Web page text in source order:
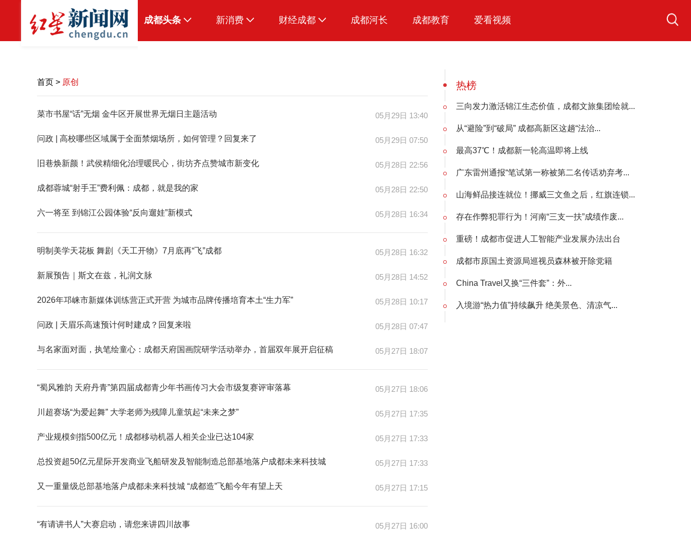
成都头条
头条智造
热点专题
传真机
公示
新消费 财经成都 成都河长 成都教育 爱看视频
首页 > 原创
菜市书屋“话”无烟 金牛区开展世界无烟日主题活动 05月29日 13:40
问政 | 高校哪些区域属于全面禁烟场所，如何管理？回复来了 05月29日 07:50
旧巷焕新颜！武侯精细化治理暖民心，街坊齐点赞城市新变化 05月28日 22:56
成都蓉城“射手王”费利佩：成都，就是我的家 05月28日 22:50
六一将至 到锦江公园体验“反向遛娃”新模式 05月28日 16:34
明制美学天花板 舞剧《天工开物》7月底再“飞”成都 05月28日 16:32
新展预告｜斯文在兹，礼润文脉 05月28日 14:52
2026年邛崃市新媒体训练营正式开营 为城市品牌传播培育本土“生力军” 05月28日 10:17
问政 | 天眉乐高速预计何时建成？回复来啦 05月28日 07:47
与名家面对面，执笔绘童心：成都天府国画院研学活动举办，首届双年展开启征稿 05月27日 18:07
“蜀风雅韵 天府丹青”第四届成都青少年书画传习大会市级复赛评审落幕 05月27日 18:06
川超赛场“为爱起舞” 大学老师为残障儿童筑起“未来之梦” 05月27日 17:35
产业规模剑指500亿元！成都移动机器人相关企业已达104家 05月27日 17:33
总投资超50亿元星际开发商业飞船研发及智能制造总部基地落户成都未来科技城 05月27日 17:33
又一重量级总部基地落户成都未来科技城 “成都造”飞船今年有望上天 05月27日 17:15
“有请讲书人”大赛启动，请您来讲四川故事 05月27日 16:00
热榜
三向发力激活锦江生态价值，成都文旅集团绘就...
从“避险”到“破局” 成都高新区这趟“法治...
最高37℃！成都新一轮高温即将上线
广东雷州通报“笔试第一称被第二名传话劝弃考...
山海鲜品接连就位！挪威三文鱼之后，红旗连锁...
存在作弊犯罪行为！河南“三支一扶”成绩作废...
重磅！成都市促进人工智能产业发展办法出台
成都市原国土资源局巡视员森林被开除党籍
China Travel又换“三件套”：外...
入境游“热力值”持续飙升 绝美景色、清凉气...